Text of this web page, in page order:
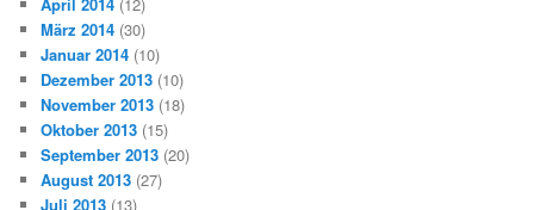
März 2014 (30)
Januar 2014 (10)
Dezember 2013 (10)
November 2013 (18)
Oktober 2013 (15)
September 2013 (20)
August 2013 (27)
Juli 2013 (13)